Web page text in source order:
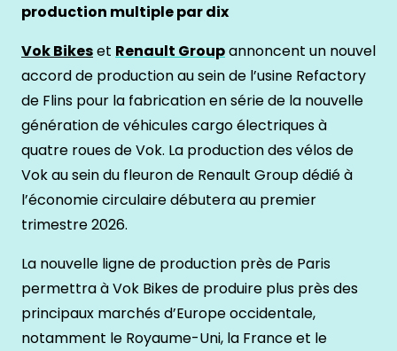
production multiple par dix
Vok Bikeset Renault Groupannoncent un nouvel
accord de production au sein de l’usine Refactory
de Flins pour la fabrication en série de la nouvelle
génération de véhicules cargo électriques à
quatre roues de Vok. La production des vélos de
Vok au sein du fleuron de Renault Group dédié à
l’économie circulaire débutera au premier
trimestre 2026.
La nouvelle ligne de production près de Paris
permettra à Vok Bikes de produire plus près des
principaux marchés d’Europe occidentale,
notamment le Royaume-Uni, la France et le